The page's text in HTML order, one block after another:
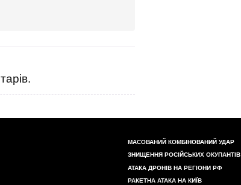
МАСОВАНИЙ КОМБІНОВАНИЙ УДАР
ЗНИЩЕННЯ РОСІЙСЬКИХ ОКУПАНТІВ
АТАКА ДРОНІВ НА РЕГІОНИ РФ
РАКЕТНА АТАКА НА КИЇВ